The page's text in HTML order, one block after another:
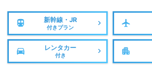
新幹線・JR
付きプラン
レンタカー
付き